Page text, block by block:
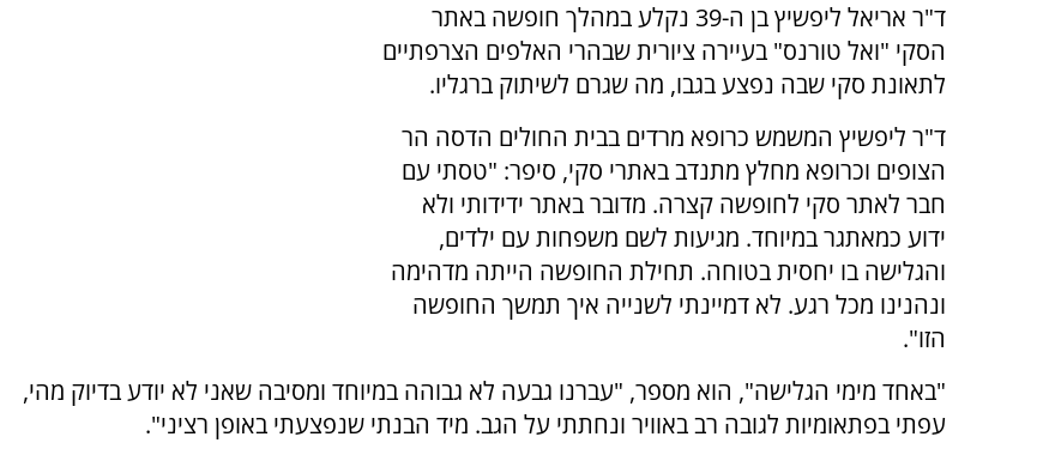
ד"ר אריאל ליפשיץ בן ה-39 נקלע במהלך חופשה באתר
הסקי "ואל טורנס" בעיירה ציורית שבהרי האלפים הצרפתיים
לתאונת סקי שבה נפצע בגבו, מה שגרם לשיתוק ברגליו.
ד"ר ליפשיץ המשמש כרופא מרדים בבית החולים הדסה הר
הצופים וכרופא מחלץ מתנדב באתרי סקי, סיפר: "טסתי עם
חבר לאתר סקי לחופשה קצרה. מדובר באתר ידידותי ולא
ידוע כמאתגר במיוחד. מגיעות לשם משפחות עם ילדים,
והגלישה בו יחסית בטוחה. תחילת החופשה הייתה מדהימה
ונהנינו מכל רגע. לא דמיינתי לשנייה איך תמשך החופשה
הזו".
"באחד מימי הגלישה", הוא מספר, "עברנו גבעה לא גבוהה במיוחד ומסיבה שאני לא יודע בדיוק מהי,
עפתי בפתאומיות לגובה רב באוויר ונחתתי על הגב. מיד הבנתי שנפצעתי באופן רציני".